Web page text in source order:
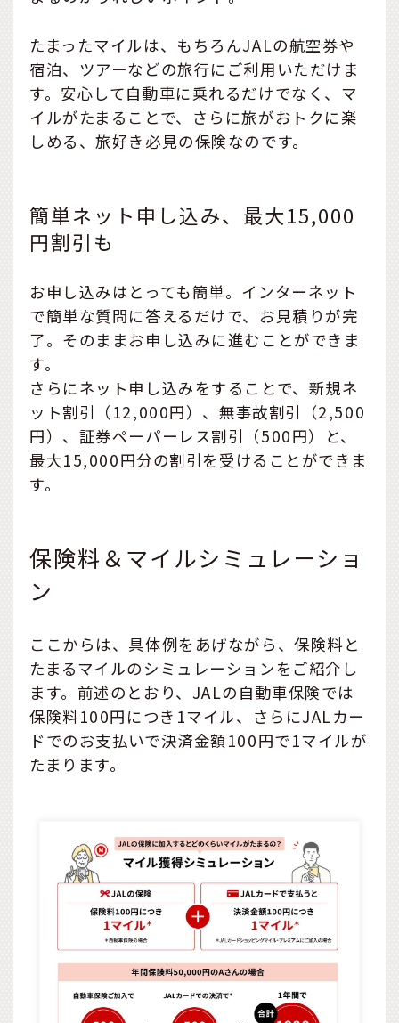
たまったマイルは、もちろんJALの航空券や
宿泊、ツアーなどの旅行にご利用いただけま
す。安心して自動車に乗れるだけでなく、マ
イルがたまることで、さらに旅がおトクに楽
しめる、旅好き必見の保険なのです。
簡単ネット申し込み、最大15,000
円割引も
お申し込みはとっても簡単。インターネット
で簡単な質問に答えるだけで、お見積りが完
了。そのままお申し込みに進むことができま
す。
さらにネット申し込みをすることで、新規ネ
ット割引（12,000円）、無事故割引（2,500
円）、証券ペーパーレス割引（500円）と、
最大15,000円分の割引を受けることができま
す。
保険料＆マイルシミュレーショ
ン
ここからは、具体例をあげながら、保険料と
たまるマイルのシミュレーションをご紹介し
ます。前述のとおり、JALの自動車保険では
保険料100円につき1マイル、さらにJALカー
ドでのお支払いで決済金額100円で1マイルが
たまります。